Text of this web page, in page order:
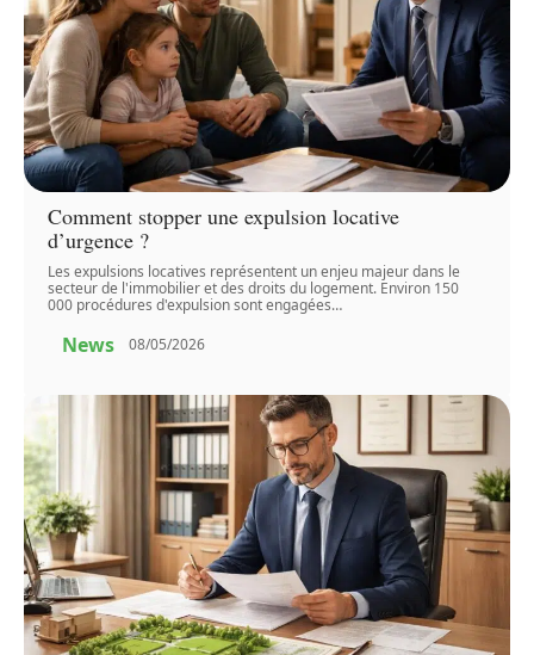
Comment stopper une expulsion locative
d’urgence ?
Les expulsions locatives représentent un enjeu majeur dans le
secteur de l'immobilier et des droits du logement. Environ 150
000 procédures d'expulsion sont engagées…
News 08/05/2026